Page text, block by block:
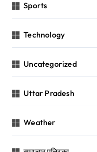
Sports
Technology
Uncategorized
Uttar Pradesh
Weather